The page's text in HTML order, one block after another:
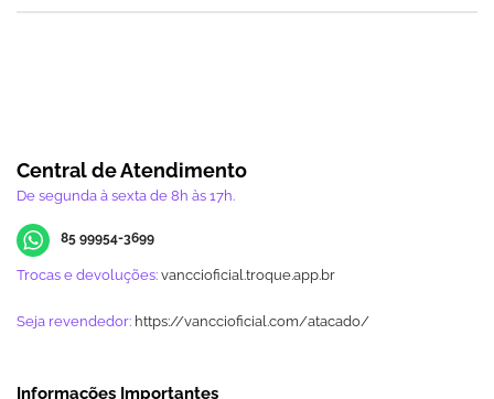
Central de Atendimento
De segunda à sexta de 8h às 17h.
85 99954-3699
Trocas e devoluções: vanccioficial.troque.app.br
Seja revendedor: https://vanccioficial.com/atacado/
Informações Importantes